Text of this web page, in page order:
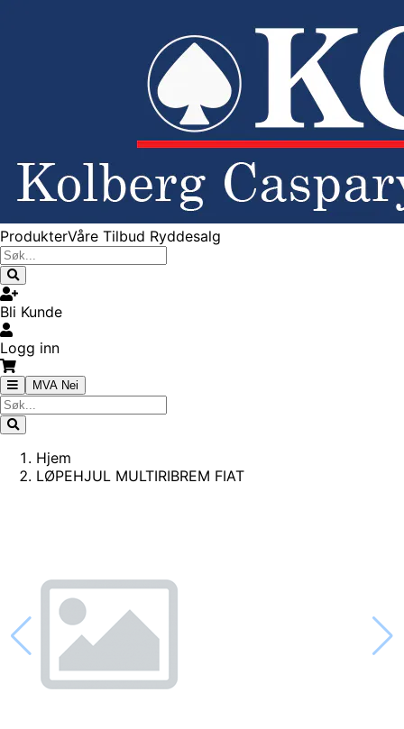
ProdukterVåre Tilbud Ryddesalg
Bli Kunde
Logg inn
MVA Nei
Hjem
LØPEHJUL MULTIRIBREM FIAT